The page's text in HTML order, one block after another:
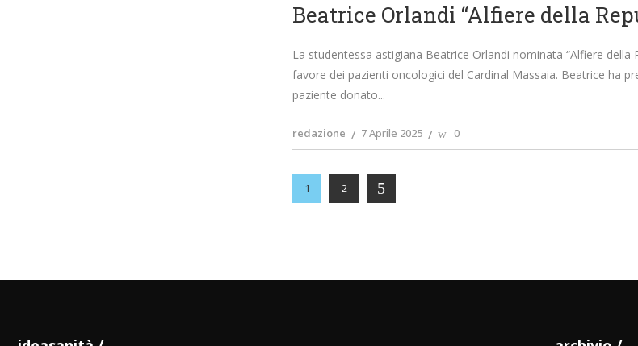
Beatrice Orlandi “Alfiere della
La studentessa astigiana Beatrice Orlandi nominata “Alfiere
favore dei pazienti oncologici del Cardinal Massaia. Beatrice ha
paziente donato
redazione 7 Aprile 2025 0
1 2